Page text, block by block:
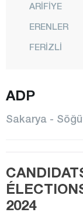
ARİFİYE
ERENLER
FERİZLİ
KARASU
KOCAALİ
PAMUKOVA
SAPANCA
ADP
Sakarya -
2024